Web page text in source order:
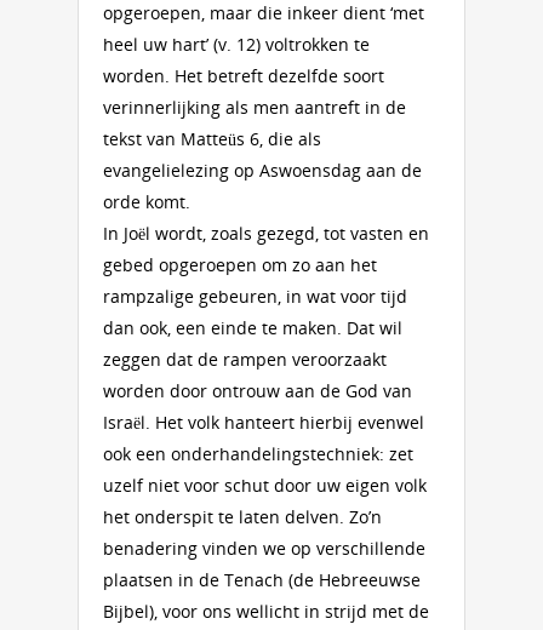
opgeroepen, maar die inkeer dient ‘met
heel uw hart’ (v. 12) voltrokken te
worden. Het betreft dezelfde soort
verinnerlijking als men aantreft in de
tekst van Matteüs 6, die als
evangelielezing op Aswoensdag aan de
orde komt.
In Joël wordt, zoals gezegd, tot vasten en
gebed opgeroepen om zo aan het
rampzalige gebeuren, in wat voor tijd
dan ook, een einde te maken. Dat wil
zeggen dat de rampen veroorzaakt
worden door ontrouw aan de God van
Israël. Het volk hanteert hierbij evenwel
ook een onderhandelingstechniek: zet
uzelf niet voor schut door uw eigen volk
het onderspit te laten delven. Zo’n
benadering vinden we op verschillende
plaatsen in de Tenach (de Hebreeuwse
Bijbel), voor ons wellicht in strijd met de